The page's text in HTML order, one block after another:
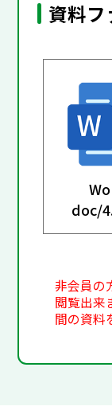
資料フ
doc/
非会員の
閲覧出来
間の資料